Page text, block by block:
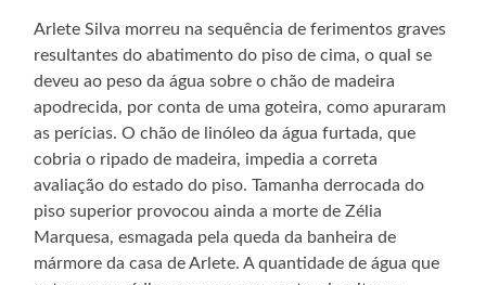
Arlete Silva morreu na sequência de ferimentos graves
resultantes do abatimento do piso de cima, o qual se
deveu ao peso da água sobre o chão de madeira
apodrecida, por conta de uma goteira, como apuraram
as perícias. O chão de linóleo da água furtada, que
cobria o ripado de madeira, impedia a correta
avaliação do estado do piso. Tamanha derrocada do
piso superior provocou ainda a morte de Zélia
Marquesa, esmagada pela queda da banheira de
mármore da casa de Arlete. A quantidade de água que